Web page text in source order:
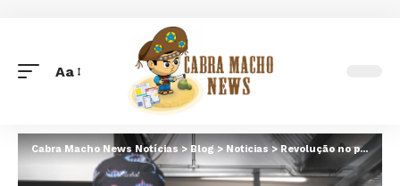
Font
Aa
Cabra Macho News Notícias>Blog>Noticias >Revolução no prato: a união perfeita entre receitas tradicionais e criações contemporâneas na cozinha brasileira